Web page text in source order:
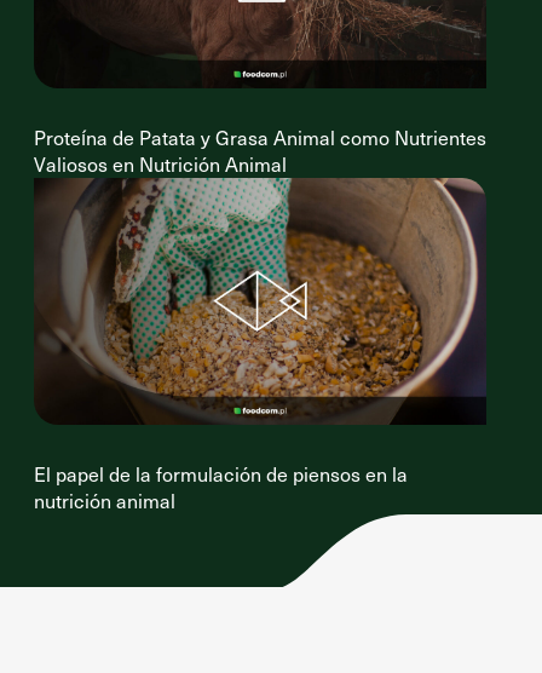
Proteína de Patata y Grasa Animal como Nutrientes
Valiosos en Nutrición Animal
El papel de la formulación de piensos en la
nutrición animal